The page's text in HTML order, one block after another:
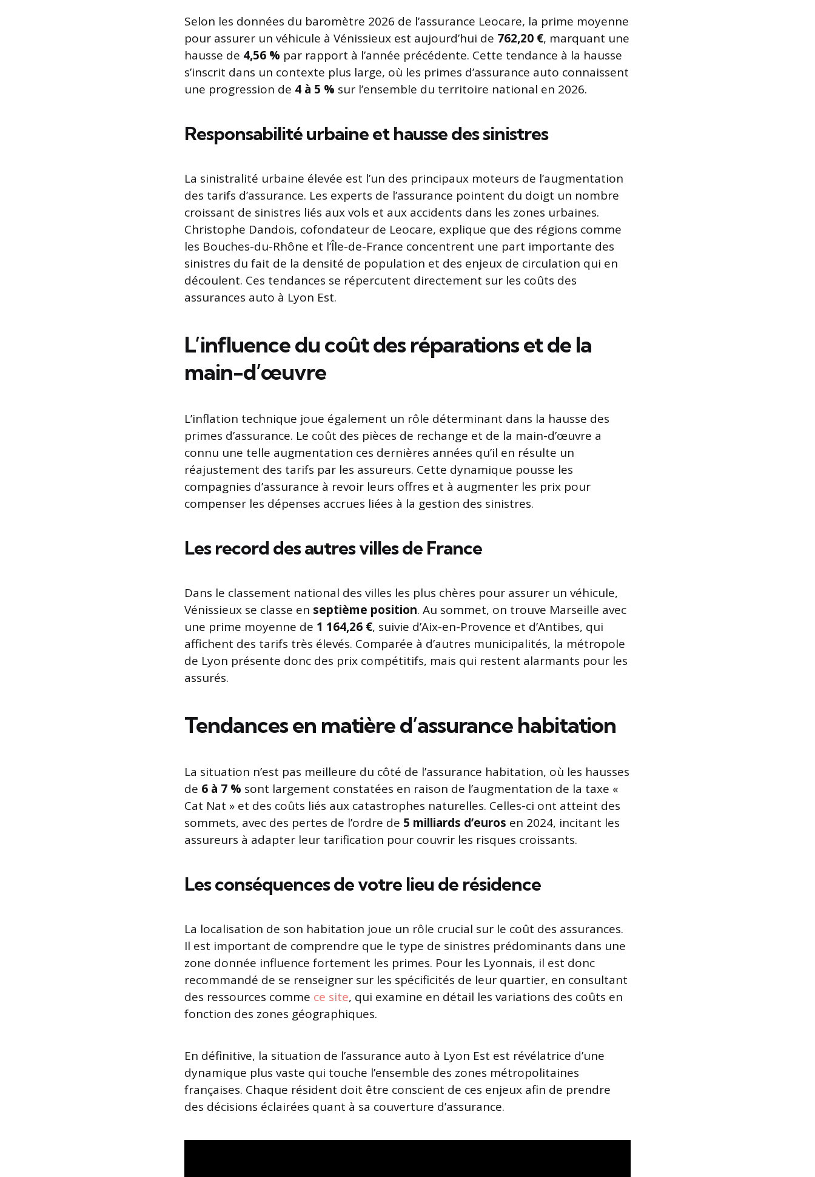
Selon les données du baromètre 2026 de l’assurance Leocare, la prime moyenne
pour assurer un véhicule à Vénissieux est aujourd’hui de 762,20 €, marquant une
hausse de 4,56 % par rapport à l’année précédente. Cette tendance à la hausse
s’inscrit dans un contexte plus large, où les primes d’assurance auto connaissent
une progression de 4 à 5 % sur l’ensemble du territoire national en 2026.
Responsabilité urbaine et hausse des sinistres
La sinistralité urbaine élevée est l’un des principaux moteurs de l’augmentation
des tarifs d’assurance. Les experts de l’assurance pointent du doigt un nombre
croissant de sinistres liés aux vols et aux accidents dans les zones urbaines.
Christophe Dandois, cofondateur de Leocare, explique que des régions comme
les Bouches-du-Rhône et l’Île-de-France concentrent une part importante des
sinistres du fait de la densité de population et des enjeux de circulation qui en
découlent. Ces tendances se répercutent directement sur les coûts des
assurances auto à Lyon Est.
L’influence du coût des réparations et de la
main-d’œuvre
L’inflation technique joue également un rôle déterminant dans la hausse des
primes d’assurance. Le coût des pièces de rechange et de la main-d’œuvre a
connu une telle augmentation ces dernières années qu’il en résulte un
réajustement des tarifs par les assureurs. Cette dynamique pousse les
compagnies d’assurance à revoir leurs offres et à augmenter les prix pour
compenser les dépenses accrues liées à la gestion des sinistres.
Les record des autres villes de France
Dans le classement national des villes les plus chères pour assurer un véhicule,
Vénissieux se classe en septième position. Au sommet, on trouve Marseille avec
une prime moyenne de 1 164,26 €, suivie d’Aix-en-Provence et d’Antibes, qui
affichent des tarifs très élevés. Comparée à d’autres municipalités, la métropole
de Lyon présente donc des prix compétitifs, mais qui restent alarmants pour les
assurés.
Tendances en matière d’assurance habitation
La situation n’est pas meilleure du côté de l’assurance habitation, où les hausses
de 6 à 7 % sont largement constatées en raison de l’augmentation de la taxe «
Cat Nat » et des coûts liés aux catastrophes naturelles. Celles-ci ont atteint des
sommets, avec des pertes de l’ordre de 5 milliards d’euros en 2024, incitant les
assureurs à adapter leur tarification pour couvrir les risques croissants.
Les conséquences de votre lieu de résidence
La localisation de son habitation joue un rôle crucial sur le coût des assurances.
Il est important de comprendre que le type de sinistres prédominants dans une
zone donnée influence fortement les primes. Pour les Lyonnais, il est donc
recommandé de se renseigner sur les spécificités de leur quartier, en consultant
des ressources comme ce site, qui examine en détail les variations des coûts en
fonction des zones géographiques.
En définitive, la situation de l’assurance auto à Lyon Est est révélatrice d’une
dynamique plus vaste qui touche l’ensemble des zones métropolitaines
françaises. Chaque résident doit être conscient de ces enjeux afin de prendre
des décisions éclairées quant à sa couverture d’assurance.